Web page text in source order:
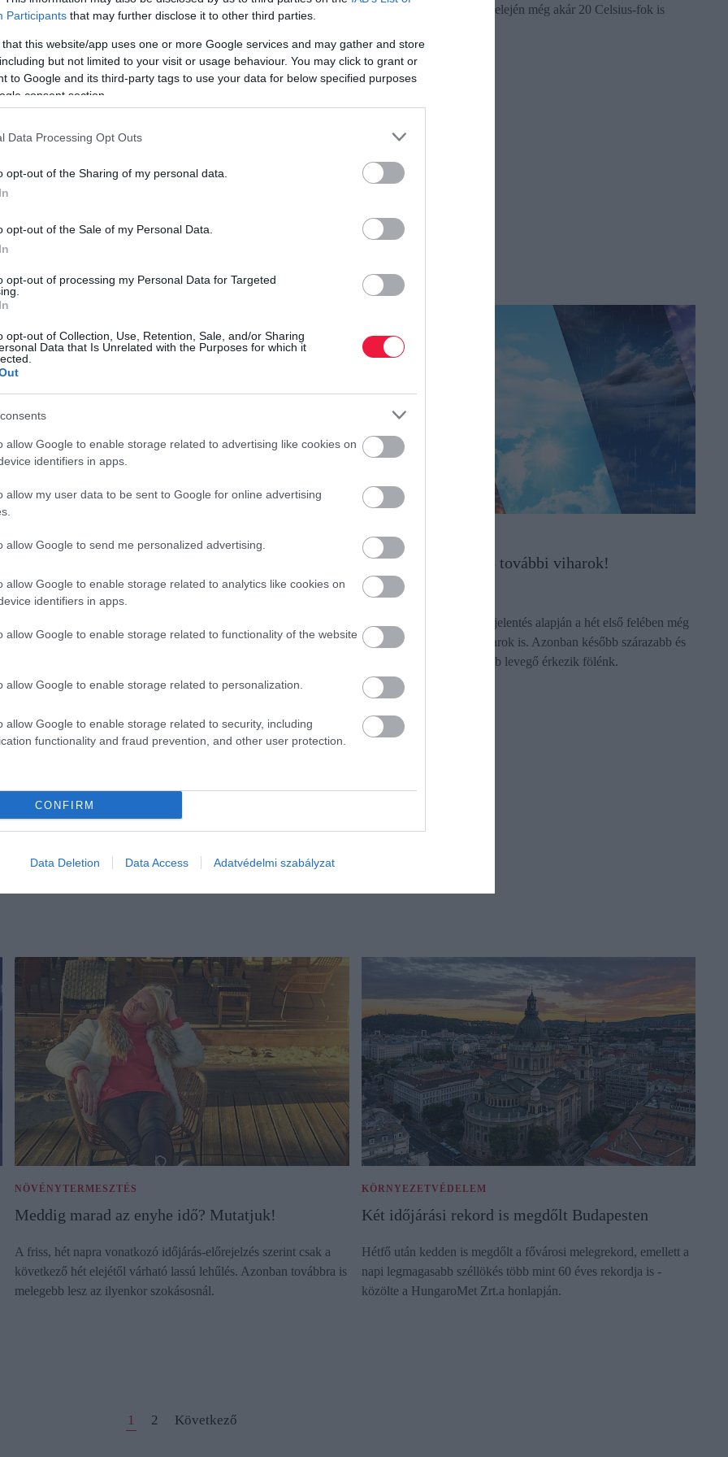
Participants that may further disclose it to other third parties.
that this website/app uses one or more Google services and may gather and store
but not limited to your visit or usage behaviour. You may click to grant or
to Google and its third-party tags to use your data for below specified purposes
consent section.
Data Processing Opt Outs
opt-out of the Sharing of my personal data.
opt-out of the Sale of my Personal Data.
opt-out of processing my Personal Data for Targeted
opt-out of Collection, Use, Retention, Sale, and/or Sharing
Data that Is Unrelated with the Purposes for which it
allow Google to enable storage related to advertising like cookies on
identifiers in apps.
allow my user data to be sent to Google for online advertising
allow Google to send me personalized advertising.
allow Google to enable storage related to analytics like cookies on
identifiers in apps.
allow Google to enable storage related to functionality of the website
allow Google to enable storage related to personalization.
allow Google to enable storage related to security, including
functionality and fraud prevention, and other user protection.
CONFIRM
Data Deletion Data Access Adatvédelmi szabályzat
csúcsértéke ismét megközelíti a 20 Celsius-fokot, de vasárnapra
erős, viharos a szél. A hét elején még akár 20 Celsius-fok is
az előrejelzés
fölénk, kedden 10 fok is lehet a napi csúcshőmérséklet. Ez segíti
Komolyabb hidegre…
NÖVÉNYTERMESZTÉS
Kiderült, várhatók-e további viharok!
A friss agrometeorológiai jelentés alapján a hét első felében még
várhatók akár heves zivatarok is. Azonban később szárazabb és
átmenetileg kissé hűvösebb levegő érkezik fölénk.
NÖVÉNYTERMESZTÉS
Meddig marad az enyhe idő? Mutatjuk!
A friss, hét napra vonatkozó időjárás-előrejelzés szerint csak a
következő hét elejétől várható lassú lehűlés. Azonban továbbra is
melegebb lesz az ilyenkor szokásosnál.
KÖRNYEZETVÉDELEM
Két időjárási rekord is megdőlt Budapesten
Hétfő után kedden is megdőlt a fővárosi melegrekord, emellett a
napi legmagasabb széllökés több mint 60 éves rekordja is -
közölte a HungaroMet Zrt.a honlapján.
1 2 Következő